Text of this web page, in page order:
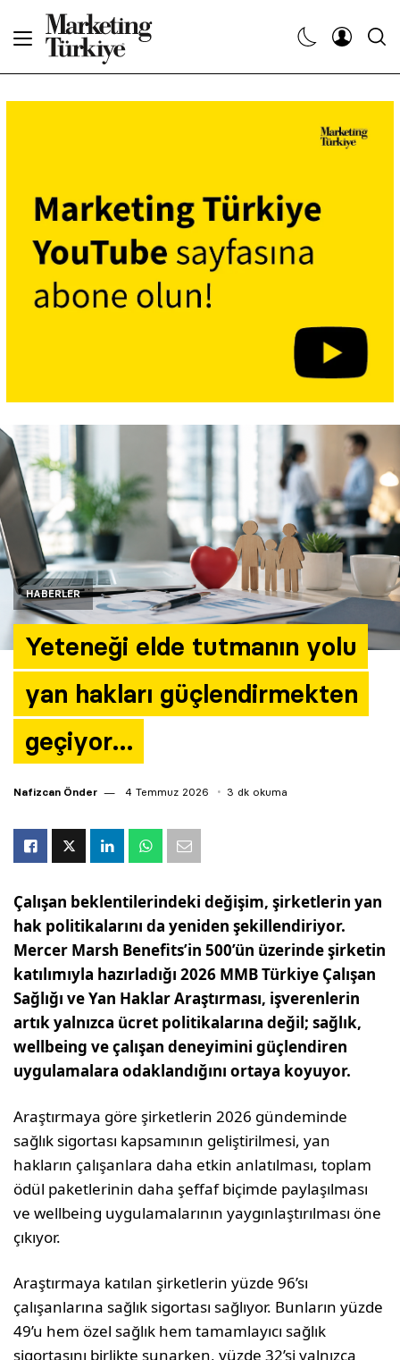
HABERLER
Yeteneği elde tutmanın yolu
yan hakları güçlendirmekten
geçiyor…
Nafizcan Önder 4 Temmuz 2026 3 dk okuma
Çalışan beklentilerindeki değişim, şirketlerin yan
hak politikalarını da yeniden şekillendiriyor.
Mercer Marsh Benefits’in 500’ün üzerinde şirketin
katılımıyla hazırladığı 2026 MMB Türkiye Çalışan
Sağlığı ve Yan Haklar Araştırması, işverenlerin
artık yalnızca ücret politikalarına değil; sağlık,
wellbeing ve çalışan deneyimini güçlendiren
uygulamalara odaklandığını ortaya koyuyor.
Araştırmaya göre şirketlerin 2026 gündeminde
sağlık sigortası kapsamının geliştirilmesi, yan
hakların çalışanlara daha etkin anlatılması, toplam
ödül paketlerinin daha şeffaf biçimde paylaşılması
ve wellbeing uygulamalarının yaygınlaştırılması öne
çıkıyor.
Araştırmaya katılan şirketlerin yüzde 96’sı
çalışanlarına sağlık sigortası sağlıyor. Bunların yüzde
49’u hem özel sağlık hem tamamlayıcı sağlık
sigortasını birlikte sunarken, yüzde 32’si yalnızca
Dergiler
Etkinlikler
Araştırma